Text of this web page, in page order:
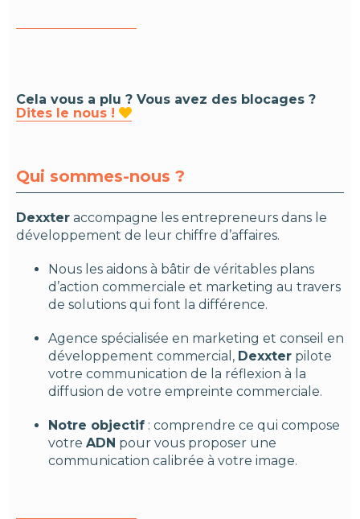
Cela vous a plu ? Vous avez des blocages ?
Dites le nous ! 
Qui sommes-nous ?
Dexxter accompagne les entrepreneurs dans le
développement de leur chiffre d’affaires.
Nous les aidons à bâtir de véritables plans
d’action commerciale et marketing au travers
de solutions qui font la différence.
Agence spécialisée en marketing et conseil en
développement commercial, Dexxter pilote
votre communication de la réflexion à la
diffusion de votre empreinte commerciale.
Notre objectif : comprendre ce qui compose
votre ADN pour vous proposer une
communication calibrée à votre image.